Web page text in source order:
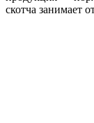
скотча занимает